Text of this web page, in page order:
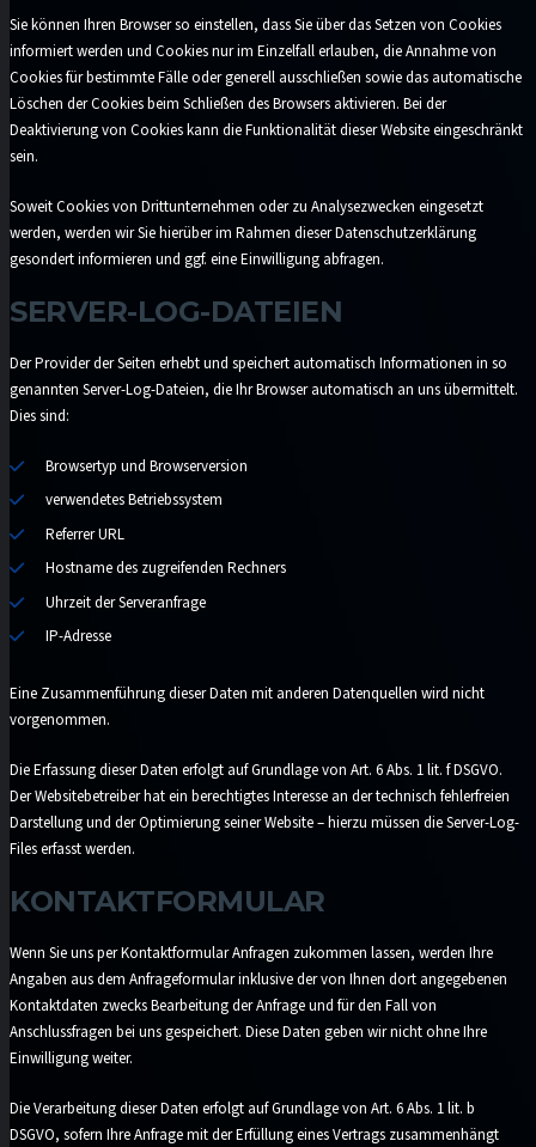
Sie können Ihren Browser so einstellen, dass Sie über das Setzen von Cookies
informiert werden und Cookies nur im Einzelfall erlauben, die Annahme von
Cookies für bestimmte Fälle oder generell ausschließen sowie das automatische
Löschen der Cookies beim Schließen des Browsers aktivieren. Bei der
Deaktivierung von Cookies kann die Funktionalität dieser Website eingeschränkt
sein.
Soweit Cookies von Drittunternehmen oder zu Analysezwecken eingesetzt
werden, werden wir Sie hierüber im Rahmen dieser Datenschutzerklärung
gesondert informieren und ggf. eine Einwilligung abfragen.
SERVER-LOG-DATEIEN
Der Provider der Seiten erhebt und speichert automatisch Informationen in so
genannten Server-Log-Dateien, die Ihr Browser automatisch an uns übermittelt.
Dies sind:
Browsertyp und Browserversion
verwendetes Betriebssystem
Referrer URL
Hostname des zugreifenden Rechners
Uhrzeit der Serveranfrage
IP-Adresse
Eine Zusammenführung dieser Daten mit anderen Datenquellen wird nicht
vorgenommen.
Die Erfassung dieser Daten erfolgt auf Grundlage von Art. 6 Abs. 1 lit. f DSGVO.
Der Websitebetreiber hat ein berechtigtes Interesse an der technisch fehlerfreien
Darstellung und der Optimierung seiner Website – hierzu müssen die Server-Log-
Files erfasst werden.
KONTAKTFORMULAR
Wenn Sie uns per Kontaktformular Anfragen zukommen lassen, werden Ihre
Angaben aus dem Anfrageformular inklusive der von Ihnen dort angegebenen
Kontaktdaten zwecks Bearbeitung der Anfrage und für den Fall von
Anschlussfragen bei uns gespeichert. Diese Daten geben wir nicht ohne Ihre
Einwilligung weiter.
Die Verarbeitung dieser Daten erfolgt auf Grundlage von Art. 6 Abs. 1 lit. b
DSGVO, sofern Ihre Anfrage mit der Erfüllung eines Vertrags zusammenhängt